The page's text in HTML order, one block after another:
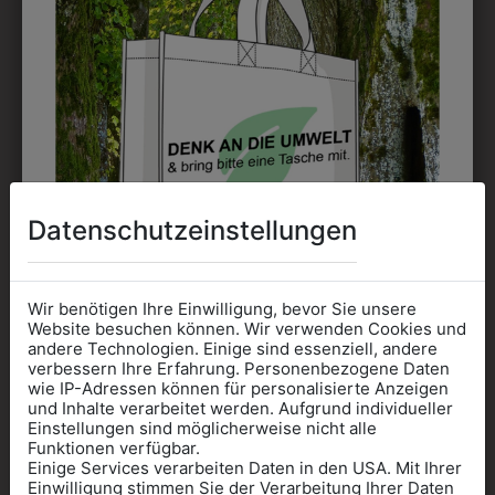
Kann gestickt oder bedruckt werden. Sehr vielseitig
einsetzbar und beim Sticken wieder ab 1 Stück
möglich.
DRUCK
kostet jede Farbe extra und ist erst ab 12 Stück
möglich. Waschbar bis zu 60°C.
DAS KÖNNTE IHNEN
AUCH GEFALLEN
Datenschutzeinstellungen
Wir benötigen Ihre Einwilligung, bevor Sie unsere
Website besuchen können. Wir verwenden Cookies und
andere Technologien. Einige sind essenziell, andere
verbessern Ihre Erfahrung. Personenbezogene Daten
wie IP-Adressen können für personalisierte Anzeigen
und Inhalte verarbeitet werden. Aufgrund individueller
Einstellungen sind möglicherweise nicht alle
Funktionen verfügbar.
Einige Services verarbeiten Daten in den USA. Mit Ihrer
Einwilligung stimmen Sie der Verarbeitung Ihrer Daten
Informationen wenn Sie
Kleidung
für die SCHULE